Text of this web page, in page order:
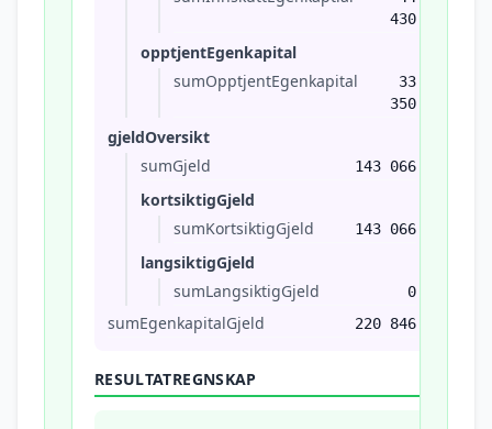
430
opptjentEgenkapital
sumOpptjentEgenkapital
33
350
gjeldOversikt
sumGjeld
143 066
kortsiktigGjeld
sumKortsiktigGjeld
143 066
langsiktigGjeld
sumLangsiktigGjeld
0
sumEgenkapitalGjeld 220 846
RESULTATREGNSKAP